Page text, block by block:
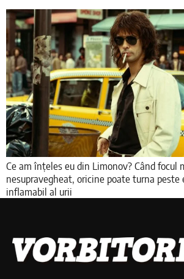
Ce am înțeles eu din Limonov? Când focul
nesupravegheat, oricine poate turna
inflamabil al urii